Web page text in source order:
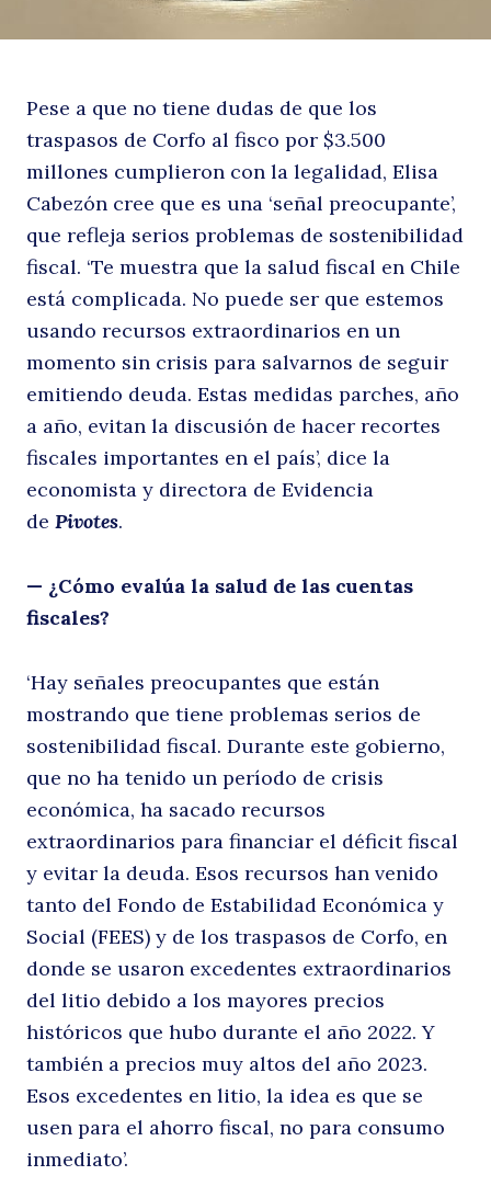
el
Pese a que no tiene dudas de que los
traspasos de Corfo al fisco por $3.500
millones cumplieron con la legalidad, Elisa
Cabezón cree que es una ‘señal preocupante’,
que refleja serios problemas de sostenibilidad
fiscal. ‘Te muestra que la salud fiscal en Chile
está complicada. No puede ser que estemos
usando recursos extraordinarios en un
momento sin crisis para salvarnos de seguir
emitiendo deuda. Estas medidas parches, año
a año, evitan la discusión de hacer recortes
fiscales importantes en el país’, dice la
economista y directora de Evidencia
de Pivotes.
— ¿Cómo evalúa la salud de las cuentas
fiscales?
‘Hay señales preocupantes que están
mostrando que tiene problemas serios de
sostenibilidad fiscal. Durante este gobierno,
que no ha tenido un período de crisis
económica, ha sacado recursos
extraordinarios para financiar el déficit fiscal
y evitar la deuda. Esos recursos han venido
tanto del Fondo de Estabilidad Económica y
Social (FEES) y de los traspasos de Corfo, en
donde se usaron excedentes extraordinarios
del litio debido a los mayores precios
históricos que hubo durante el año 2022. Y
también a precios muy altos del año 2023.
Esos excedentes en litio, la idea es que se
usen para el ahorro fiscal, no para consumo
inmediato’.